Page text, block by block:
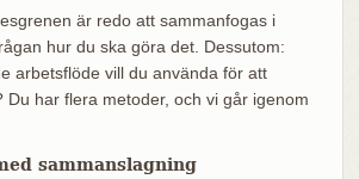
är redo att sammanfogas i
hur du ska göra det. Dessutom:
arbetsflöde vill du använda för att
Du har flera metoder, och vi går igenom
sammanslagning